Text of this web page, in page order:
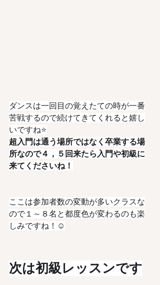
ダンスは一回目の覚えたての時が一番
苦戦するので続けてきてくれると嬉し
いですね⭐️
超入門は通う場所ではなく卒業する場
所なので４，５回来たら入門や初級に
来てくださいね！
ここは参加者数の変動が多いクラスな
ので１～８名と都度色が変わるのも楽
しみですね！☺️
次は初級レッスンです